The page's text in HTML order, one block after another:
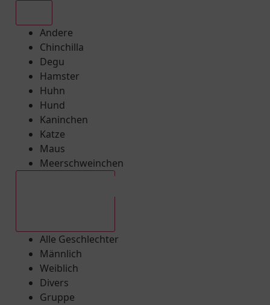
Andere
Chinchilla
Degu
Hamster
Huhn
Hund
Kaninchen
Katze
Maus
Meerschweinchen
Alle Geschlechter
Männlich
Weiblich
Divers
Gruppe